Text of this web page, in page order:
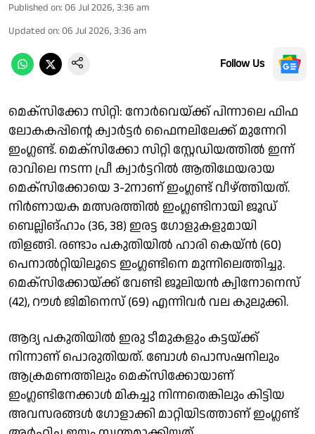
Published on: 06 Jul 2026, 3:36 am
Updated on: 06 Jul 2026, 3:36 am
Follow Us
മെക്സിക്കോ സിറ്റി: നോർവെയ്ക്ക് പിന്നാലെ ഫിഫ
ലോകകപ്പിൻ്റെ ക്വാർട്ടർ ഫൈനലിലേക്ക് മുന്നേറി
ഇംഗ്ലണ്ട്. മെക്സിക്കോ സിറ്റി സ്റ്റേഡിയത്തിൽ ഇന്ന്
രാവിലെ നടന്ന പ്രീ ക്വാർട്ടറിൽ ആതിഥേയരായ
മെക്സിക്കോയെ 3-2നാണ് ഇംഗ്ലണ്ട് വീഴ്ത്തിയത്.
നിർണായക മത്സരത്തിൽ ഇംഗ്ലണ്ടിനായി ജൂഡ്
ബെല്ലിങ്ഹാം (36, 38) ഇരട്ട ഗോളുകളുമായി
തിളങ്ങി. രണ്ടാം പകുതിയിൽ ഹാരി കെയ്ൻ (60)
പെനാൽറ്റിയിലൂടെ ഇംഗ്ലണ്ടിനെ മുന്നിലെത്തിച്ചു.
മെക്സിക്കോയ്ക്ക് വേണ്ടി ജൂലിയൻ ക്വിനോനെസ്
(42), റൗൾ ജിമിനെസ് (69) എന്നിവർ വല കുലുക്കി.
ആദ്യ പകുതിയിൽ ഇരു ടീമുകളും കട്ടയ്ക്ക്
നിന്നാണ് പൊരുതിയത്. ബോൾ പൊസഷനിലും
ആക്രമണത്തിലും മെക്സിക്കോയാണ്
ഇംഗ്ലണ്ടിനേക്കാൾ മികച്ചു നിന്നതെങ്കിലും കിട്ടിയ
അവസരങ്ങൾ ഗോളാക്കി മാറ്റിയിടത്താണ് ഇംഗ്ലണ്ട്